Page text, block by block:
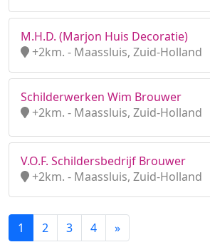
M.H.D. (Marjon Huis Decoratie)
+2km. - Maassluis, Zuid-Holland
Schilderwerken Wim Brouwer
+2km. - Maassluis, Zuid-Holland
V.O.F. Schildersbedrijf Brouwer
+2km. - Maassluis, Zuid-Holland
1 2 3 4 »